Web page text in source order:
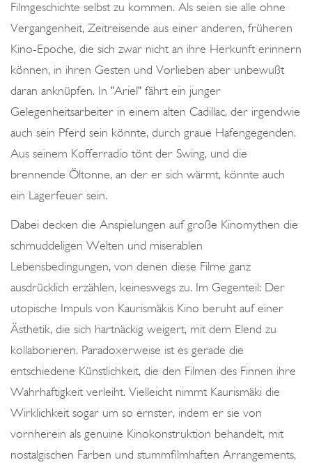
Filmgeschichte selbst zu kommen. Als seien sie alle ohne
Vergangenheit, Zeitreisende aus einer anderen, früheren
Kino-Epoche, die sich zwar nicht an ihre Herkunft erinnern
können, in ihren Gesten und Vorlieben aber unbewußt
daran anknüpfen. In "Ariel" fährt ein junger
Gelegenheitsarbeiter in einem alten Cadillac, der irgendwie
auch sein Pferd sein könnte, durch graue Hafengegenden.
Aus seinem Kofferradio tönt der Swing, und die
brennende Öltonne, an der er sich wärmt, könnte auch
ein Lagerfeuer sein.
Dabei decken die Anspielungen auf große Kinomythen die
schmuddeligen Welten und miserablen
Lebensbedingungen, von denen diese Filme ganz
ausdrücklich erzählen, keineswegs zu. Im Gegenteil: Der
utopische Impuls von Kaurismäkis Kino beruht auf einer
Ästhetik, die sich hartnäckig weigert, mit dem Elend zu
kollaborieren. Paradoxerweise ist es gerade die
entschiedene Künstlichkeit, die den Filmen des Finnen ihre
Wahrhaftigkeit verleiht. Vielleicht nimmt Kaurismäki die
Wirklichkeit sogar um so ernster, indem er sie von
vornherein als genuine Kinokonstruktion behandelt, mit
nostalgischen Farben und stummfilmhaften Arrangements,